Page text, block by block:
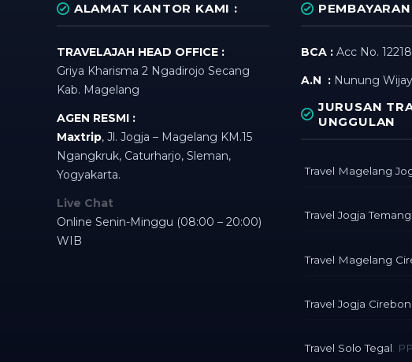
ALAMAT KANTOR KAMI :
TRAVELAJAH HEAD OFFICE :
Griya Kharisma 2 Ngadirojo Secang
Kab. Magelang
AGEN RESMI :
Maxtrip, Jl. Jogja – Magelang KM.15
Ngangkruk, Caturharjo, Sleman,
Yogyakarta.
Live Chat
Online Senin-Minggu (08:00 – 20:00)
WIB
BCA : Acc No.
A.N : Nunung
JURUSAN
UNGGULAN
Travel Magelang
Travel Jogja
Travel Magelang
Travel Jogja Cirebon
Travel Solo Tegal . PP